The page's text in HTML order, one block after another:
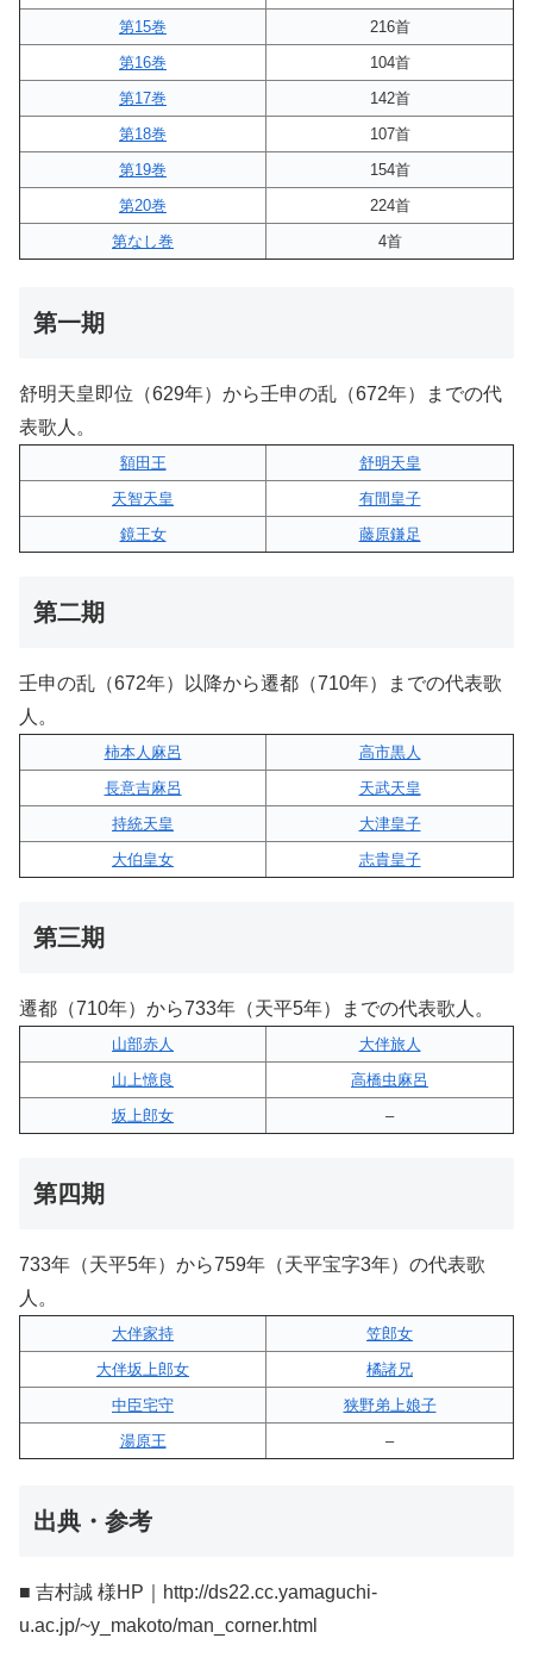
第15巻
216首
第16巻
104首
第17巻
142首
第18巻
107首
第19巻
154首
第20巻
224首
第なし巻
4首
第一期
舒明天皇即位（629年）から壬申の乱（672年）までの代
表歌人。
額田王
舒明天皇
天智天皇
有間皇子
鏡王女
藤原鎌足
第二期
壬申の乱（672年）以降から遷都（710年）までの代表歌
人。
柿本人麻呂
高市黒人
長意吉麻呂
天武天皇
持統天皇
大津皇子
大伯皇女
志貴皇子
第三期
遷都（710年）から733年（天平5年）までの代表歌人。
山部赤人
大伴旅人
山上憶良
高橋虫麻呂
坂上郎女
–
第四期
733年（天平5年）から759年（天平宝字3年）の代表歌
人。
大伴家持
笠郎女
大伴坂上郎女
橘諸兄
中臣宅守
狭野弟上娘子
湯原王
–
出典・参考
■ 吉村誠 様HP｜http://ds22.cc.yamaguchi-
u.ac.jp/~y_makoto/man_corner.html